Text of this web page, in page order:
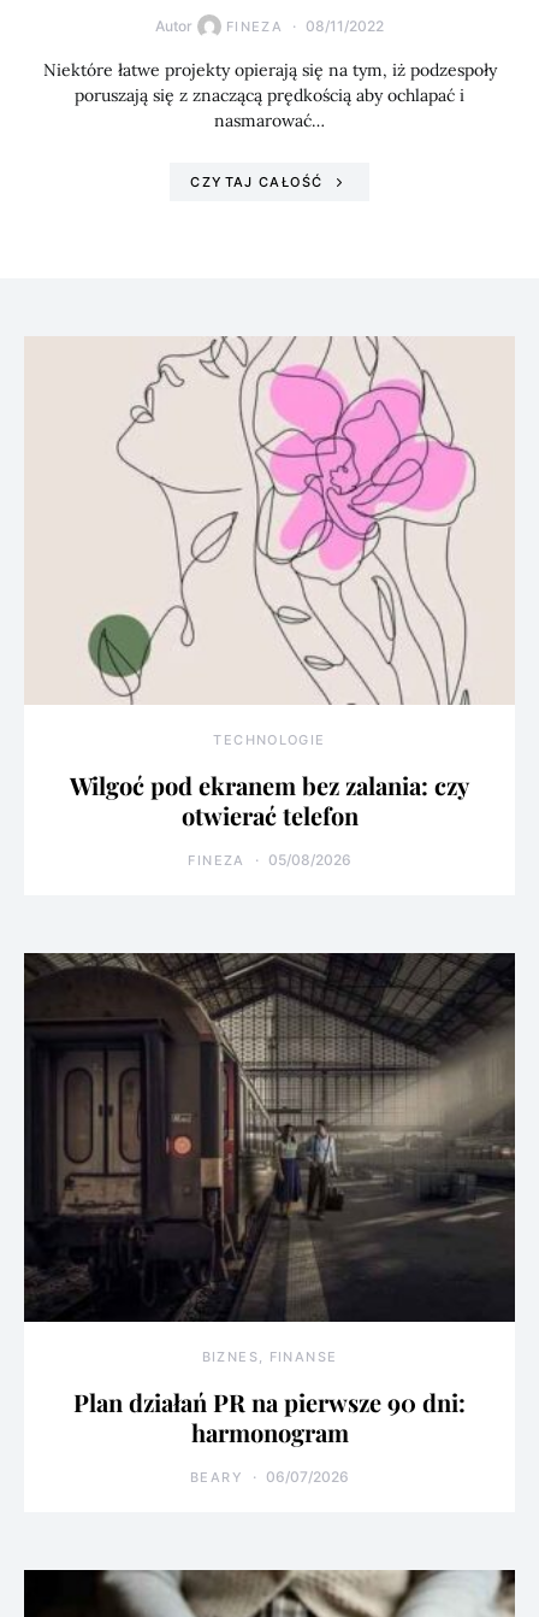
Autor FINEZA 08/11/2022
Niektóre łatwe projekty opierają się na tym, iż podzespoły
poruszają się z znaczącą prędkością aby ochlapać i
nasmarować…
CZYTAJ CAŁOŚĆ
TECHNOLOGIE
Wilgoć pod ekranem bez zalania: czy
otwierać telefon
FINEZA 05/08/2026
BIZNES, FINANSE
Plan działań PR na pierwsze 90 dni:
harmonogram
BEARY 06/07/2026